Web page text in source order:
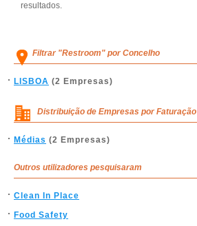
resultados.
Filtrar "Restroom" por Concelho
LISBOA (2 Empresas)
Distribuição de Empresas por Faturação
Médias (2 Empresas)
Outros utilizadores pesquisaram
Clean In Place
Food Safety